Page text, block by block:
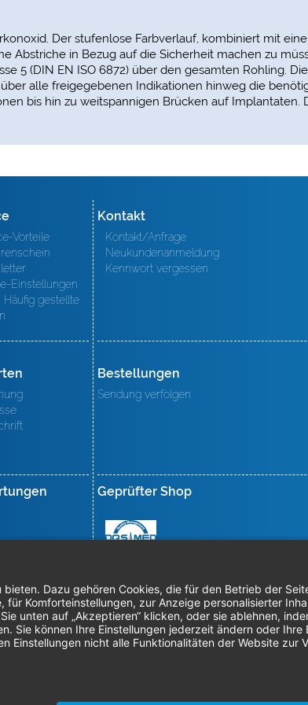
Der stufenlose Farbverlauf, kombiniert mit
Abstriche in Bezug auf die Sicherheit machen zu
5 (DIN EN ISO 6872) über den gesamten Rohling.
alle freigegebenen Indikationen hinweg die
bis hin zu weitspannigen Brücken auf
Vorteile
Einstellungen
Häufig gestellte
Kontakt
Kontakt/Anfrage
Neukundenanmeldung
Kennwort vergessen
Bestellungen
Sendung verfolgen
Geprüfter Shop